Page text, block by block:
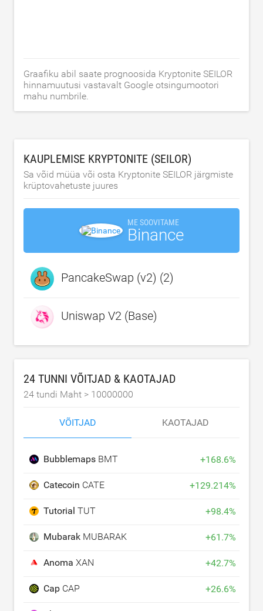
Graafiku abil saate prognoosida Kryptonite SEILOR
hinnamuutusi vastavalt Google otsingumootori
mahu numbrile.
KAUPLEMISE KRYPTONITE (SEILOR)
Sa võid müüa või osta Kryptonite SEILOR järgmiste
krüptovahetuste juures
ME SOOVITAME
Binance
PancakeSwap (v2) (2)
Uniswap V2 (Base)
24 TUNNI VÕITJAD & KAOTAJAD
24 tundi Maht > 10000000
VÕITJAD KAOTAJAD
Bubblemaps BMT +168.6%
Catecoin CATE +129.214%
Tutorial TUT +98.4%
Mubarak MUBARAK +61.7%
Anoma XAN +42.7%
Cap CAP +26.6%